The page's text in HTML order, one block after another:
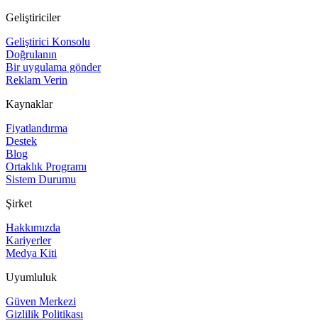
Geliştiriciler
Geliştirici Konsolu
Doğrulanın
Bir uygulama gönder
Reklam Verin
Kaynaklar
Fiyatlandırma
Destek
Blog
Ortaklık Programı
Sistem Durumu
Şirket
Hakkımızda
Kariyerler
Medya Kiti
Uyumluluk
Güven Merkezi
Gizlilik Politikası